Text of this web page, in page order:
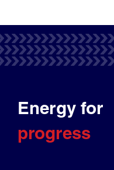
Energy for
progress